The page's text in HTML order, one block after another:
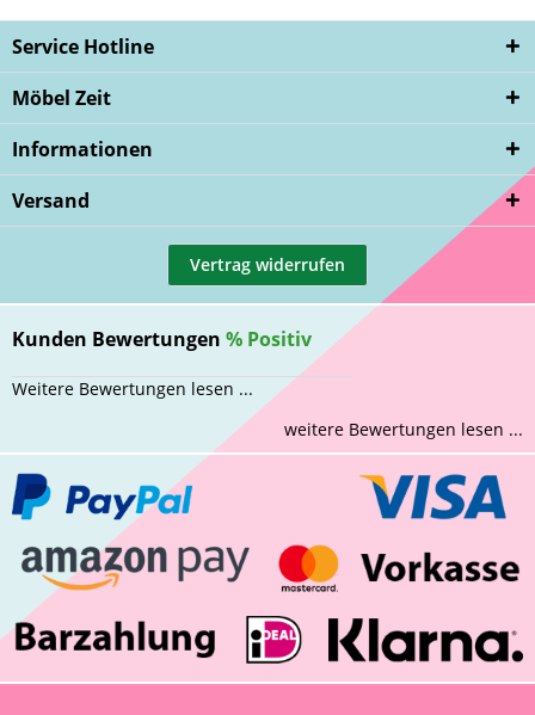
Service Hotline
Möbel Zeit
Informationen
Versand
Vertrag widerrufen
Kunden Bewertungen % Positiv
Weitere Bewertungen lesen ...
weitere Bewertungen lesen ...